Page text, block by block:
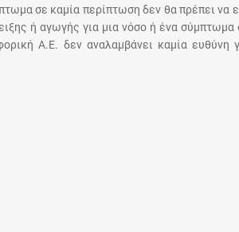
σε καμία περίπτωση δεν θα πρέπει να
ή αγωγής για μια νόσο ή ένα
Α.Ε. δεν αναλαμβάνει καμία ευθύνη